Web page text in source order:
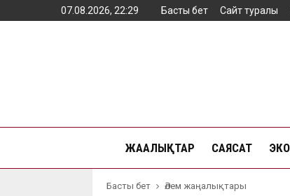
07.08.2026, 22:29 Басты бет Сайт туралы
ЖАҢАЛЫҚТАР САЯСАТ
Басты бет Әлем жаңалықтары